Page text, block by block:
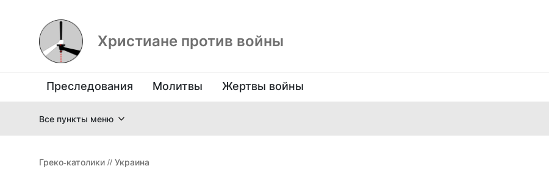
Христиане против войны
Преследования Молитвы Жертвы войны
Все пункты меню
Греко-католики // Украина